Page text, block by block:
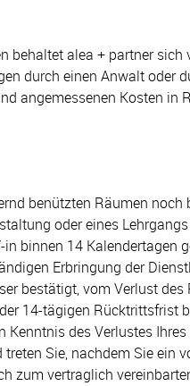
behaltet alea + partner sich
durch einen Anwalt oder
angemessenen Kosten in
benützten Räumen noch
oder eines
binnen 14 Kalendertagen
Erbringung der
bestätigt, vom Verlust des
14-tägigen Rücktrittsfrist
des Verlustes
Sie, nachdem Sie ein
zum vertraglich